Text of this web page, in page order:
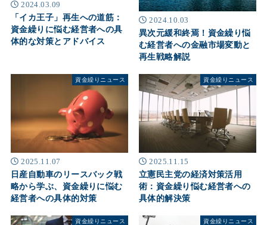
2024.03.09
「イカ王子」再生への道筋：
資金繰りに悩む経営者への具
体的な対策とアドバイス
2024.10.03
異次元緩和終焉！資金繰り悩
む経営者への金融市場変動と
再生戦略解説
資金繰りニュース
2025.11.07
日産自動車のリースバック戦
略から学ぶ、資金繰りに悩む
経営者への具体的対策
資金繰りニュース
2025.11.15
立憲民主党の経済対策活用
術：資金繰り悩む経営者への
具体的解決策
資金繰りニュース 資金繰りニュース